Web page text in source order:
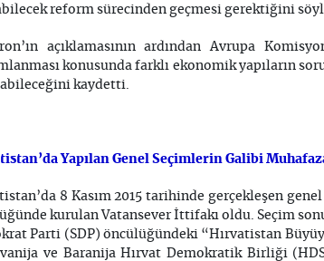
reform sürecinden geçmesi gerektiğini
açıklamasının ardından Avrupa
konusunda farklı ekonomik yapıların
kaydetti.
Yapılan Genel Seçimlerin Galibi
8 Kasım 2015 tarihinde gerçekleşen
kurulan Vatansever İttifakı oldu. Seçim
Parti (SDP) öncülüğündeki “Hırvatistan
ve Baranija Hırvat Demokratik Birliği